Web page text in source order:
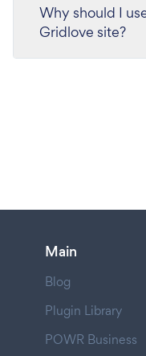
Why should I
Gridlove site?
Main
Blog
Plugin Library
POWR Business